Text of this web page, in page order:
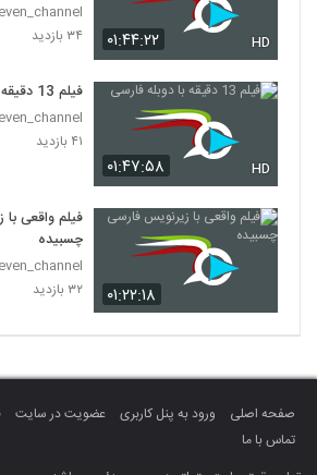
۰۱:۴۴:۲۲ HD
۳۴ بازدید
۰۱:۴۷:۵۸ HD
فیلم 13 دقیقه با دوبله فارسی
۴۱ بازدید
۰۱:۲۲:۱۸
فیلم واقعی
چسبیده
۳۲ بازدید
صفحه اصلی ورود به پنل کاربری عضویت در سایت
تماس با ما